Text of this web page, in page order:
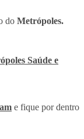
do Metrópoles.
Saúde e
e fique por dentro